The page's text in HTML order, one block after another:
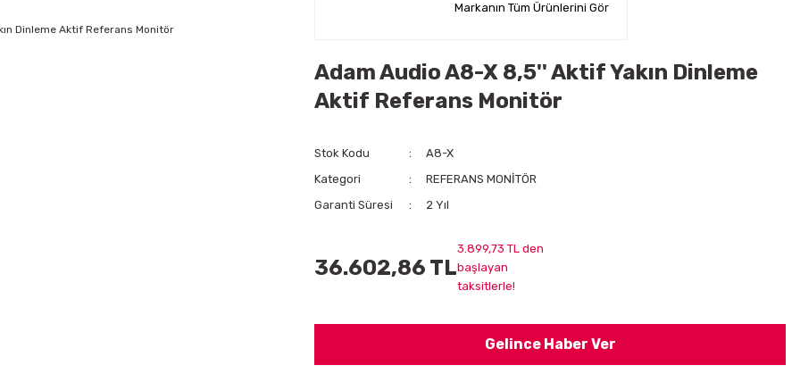
Markanın Tüm Ürünlerini Gör
Adam Audio A8-X 8,5'' Aktif Yakın Dinleme
Aktif Referans Monitör
Stok Kodu
A8-X
Kategori
REFERANS MONİTÖR
Garanti Süresi
2 Yıl
36.602,86 TL
3.899,73 TL den
başlayan
taksitlerle!
Gelince Haber Ver